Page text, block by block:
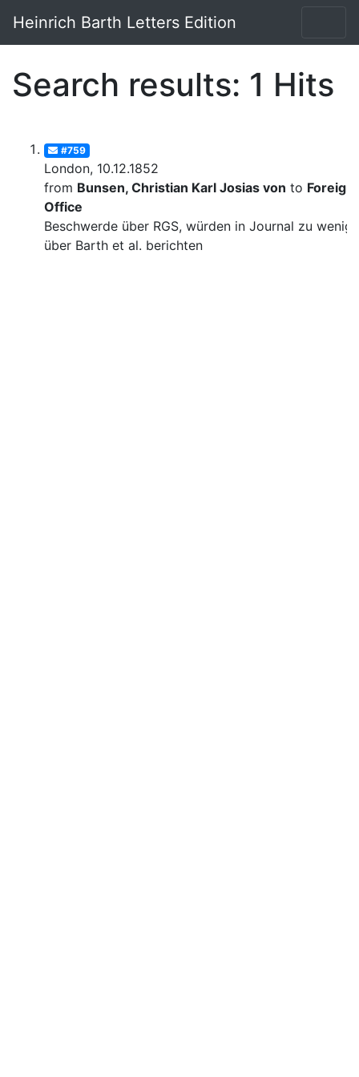
Heinrich Barth Letters Edition
Search results: 1 Hits
#759
London, 10.12.1852
from Bunsen, Christian Karl Josias von to Foreign
Office
Beschwerde über RGS, würden in Journal zu wenig
über Barth et al. berichten